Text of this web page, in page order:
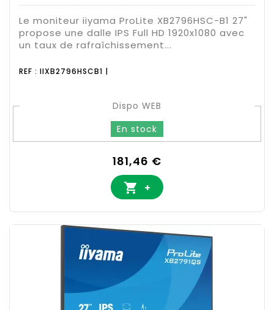
Le moniteur iiyama ProLite XB2796HSC-B1 27"
propose une dalle IPS Full HD 1920x1080 avec
un taux de rafraîchissement...
REF : IIXB2796HSCB1 |
Dispo WEB
En stock
Prix
181,46 €
 +